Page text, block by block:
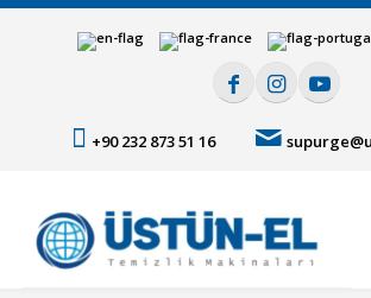
+90 232 873 51 16